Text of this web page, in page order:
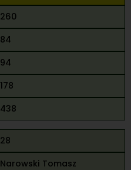
260
84
94
178
438
28
Narowski Tomasz